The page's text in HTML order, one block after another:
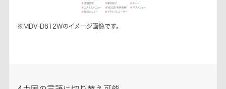
※MDV-D612Wのイメージ画像です。